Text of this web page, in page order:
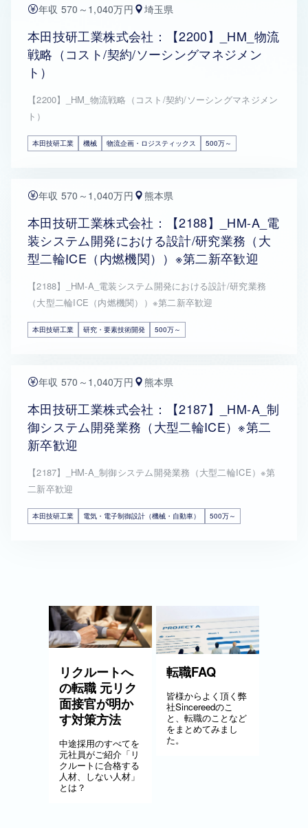
年収 570～1,040万円 埼玉県
本田技研工業株式会社：【2200】_HM_物流
戦略（コスト/契約/ソーシングマネジメン
ト）
【2200】_HM_物流戦略（コスト/契約/ソーシングマネジメン
ト）
本田技研工業 機械 物流企画・ロジスティックス 500万～
年収 570～1,040万円 熊本県
本田技研工業株式会社：【2188】_HM-A_電
装システム開発における設計/研究業務（大
型二輪ICE（内燃機関））※第二新卒歓迎
【2188】_HM-A_電装システム開発における設計/研究業務
（大型二輪ICE（内燃機関））※第二新卒歓迎
本田技研工業 研究・要素技術開発 500万～
年収 570～1,040万円 熊本県
本田技研工業株式会社：【2187】_HM-A_制
御システム開発業務（大型二輪ICE）※第二
新卒歓迎
【2187】_HM-A_制御システム開発業務（大型二輪ICE）※第
二新卒歓迎
本田技研工業 電気・電子制御設計（機械・自動車） 500万～
リクルートへ
の転職 元リク
面接官が明か
す対策方法
中途採用のすべてを
元社員がご紹介「リ
クルートに合格する
人材、しない人材」
とは？
転職FAQ
皆様からよく頂く弊
社Sincereedのこ
と、転職のことなど
をまとめてみまし
た。